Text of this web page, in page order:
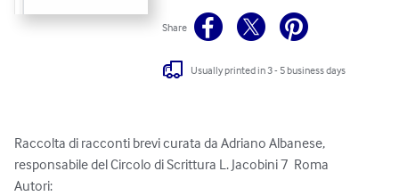
Share
Usually printed in 3 - 5 business days
Raccolta di racconti brevi curata da Adriano Albanese,
responsabile del Circolo di Scrittura L. Jacobini 7  Roma
Autori: